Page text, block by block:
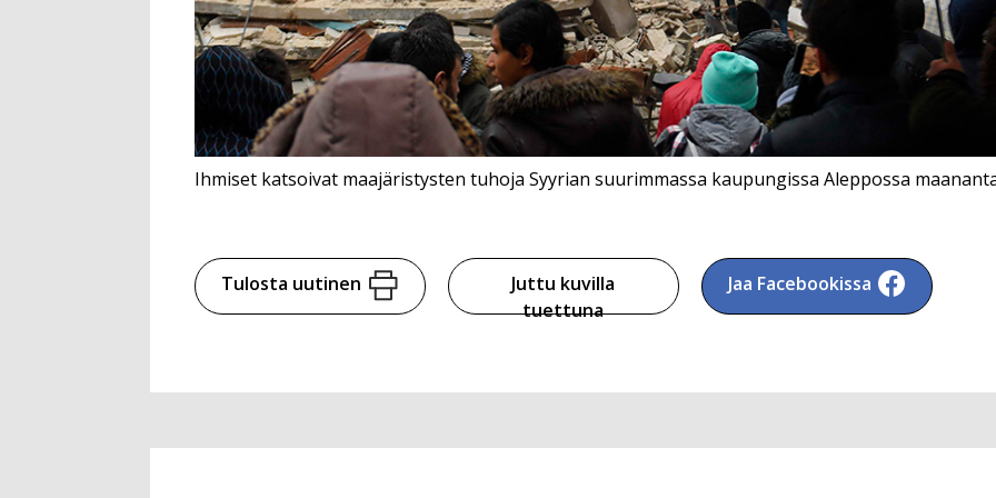
Ihmiset katsoivat maajäristysten tuhoja Syyrian suurimmassa kaupungissa Aleppossa
Tulosta uutinen
Juttu kuvilla
tuettuna
Jaa Facebookissa